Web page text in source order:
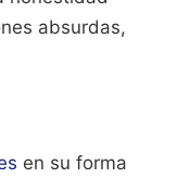
absurdas,
en su forma